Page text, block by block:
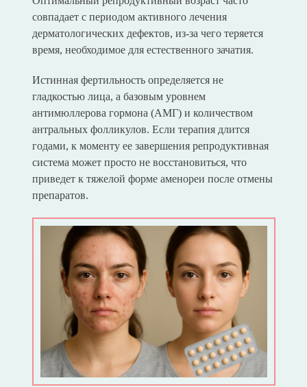
совпадает с периодом активного лечения
дерматологических дефектов, из-за чего теряется
время, необходимое для естественного зачатия.
Истинная фертильность определяется не
гладкостью лица, а базовым уровнем
антимюллерова гормона (АМГ) и количеством
антральных фолликулов. Если терапия длится
годами, к моменту ее завершения репродуктивная
система может просто не восстановиться, что
приведет к тяжелой форме аменореи после отмены
препаратов.